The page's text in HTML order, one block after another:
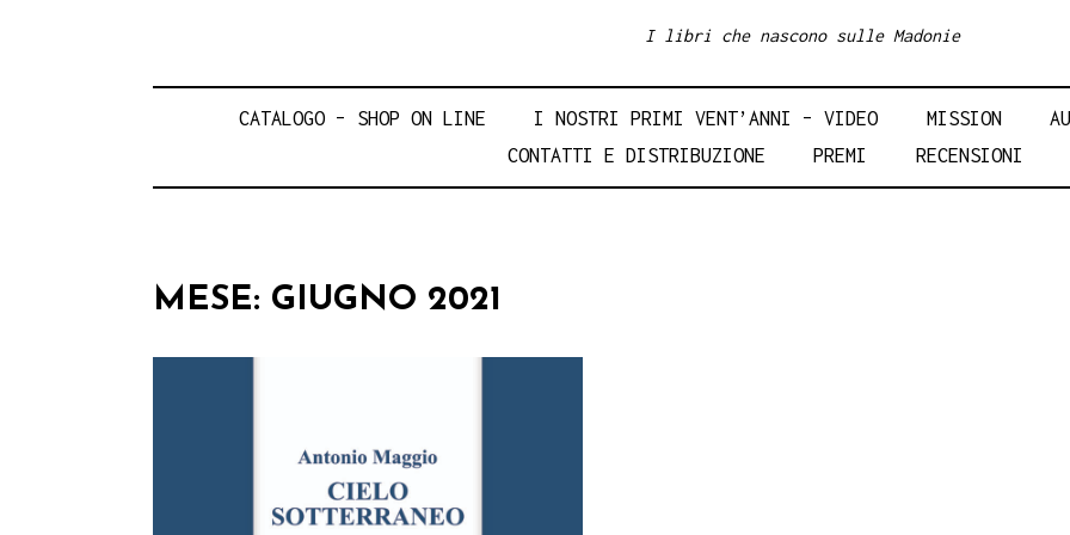
I libri che nascono sulle Madonie
CATALOGO – SHOP ON LINE I NOSTRI PRIMI VENT’ANNI – VIDEO MISSION
CONTATTI E DISTRIBUZIONE
PREMI RECENSIONI
MESE: GIUGNO 2021